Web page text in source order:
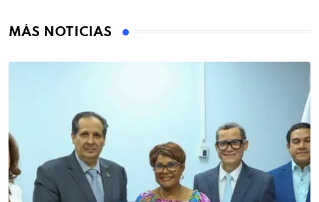
MÁS NOTICIAS